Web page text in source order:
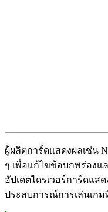
ผู้ผลิตการ์ดแสดงผลเช่น
ๆ เพื่อแก้ไขข้อบกพร่อง
อัปเดตไดรเวอร์การ์ดแส
ประสบการณ์การเล่นเกม